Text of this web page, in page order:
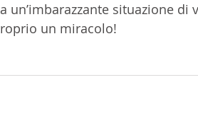
situazione di
un miracolo!